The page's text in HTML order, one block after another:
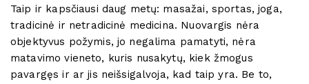
Taip ir kapsčiausi daug metų: masažai, sportas, joga,
tradicinė ir netradicinė medicina. Nuovargis nėra
objektyvus požymis, jo negalima pamatyti, nėra
matavimo vieneto, kuris nusakytų, kiek žmogus
pavargęs ir ar jis neišsigalvoja, kad taip yra. Be to,